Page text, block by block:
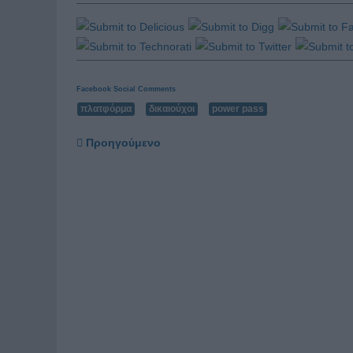
Facebook Social Comments
πλατφόρμα δικαιούχοι power pass
Προηγούμενο